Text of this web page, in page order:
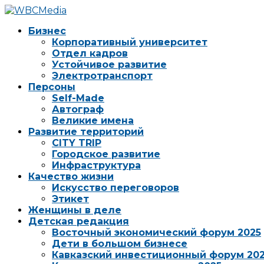
Бизнес
Корпоративный университет
Отдел кадров
Устойчивое развитие
Электротранспорт
Персоны
Self-Made
Автограф
Великие имена
Развитие территорий
CITY TRIP
Городское развитие
Инфраструктура
Качество жизни
Искусство переговоров
Этикет
Женщины в деле
Детская редакция
Восточный экономический форум 2025
Дети в большом бизнесе
Кавказский инвестиционный форум